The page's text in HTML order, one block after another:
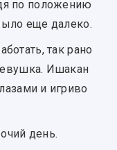
по положению
еще далеко.
так рано
Ишакан
и игриво
день.